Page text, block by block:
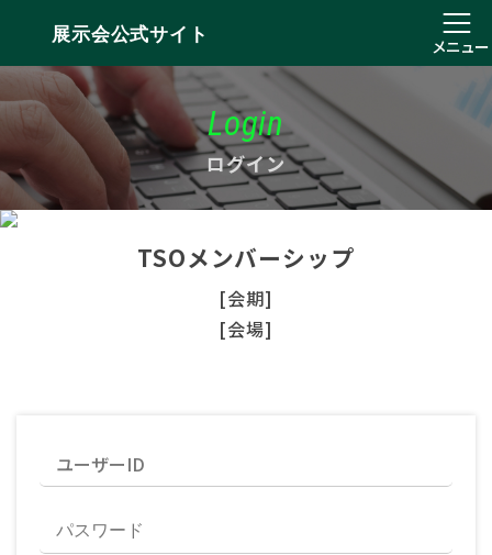
展示会公式サイト
メニュー
Login
ログイン
TSOメンバーシップ
[会期]
[会場]